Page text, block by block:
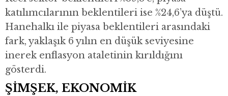
katılımcılarının beklentileri ise %24,6’ya düştü.
Hanehalkı ile piyasa beklentileri arasındaki
fark, yaklaşık 6 yılın en düşük seviyesine
inerek enflasyon ataletinin kırıldığını
gösterdi.
ŞİMŞEK, EKONOMİK